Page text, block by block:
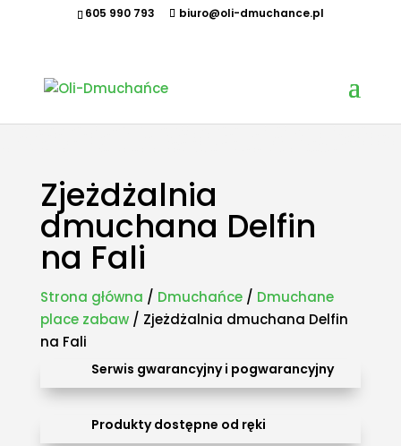
605 990 793 biuro@oli-dmuchance.pl
Oferujemy zamki dmuchane, zjeżdżalnie dmuchane, zjeżdżalnie wodne, dmuchane place zabaw,
tory przeszkód, zamki weselne, parki wodne dmuchane, namioty dmuchane, hale namiotowe,
wynajem dmuchańców, organizacja imprez plenerowych, piana party, popcorn, wata cukrowa,
Zjeżdżalnia
dmuchana Delfin
na Fali
Strona główna / Dmuchańce/ Dmuchane
place zabaw/ Zjeżdżalnia dmuchana Delfin
na Fali
Serwis gwarancyjny i pogwarancyjny
Produkty dostępne od ręki